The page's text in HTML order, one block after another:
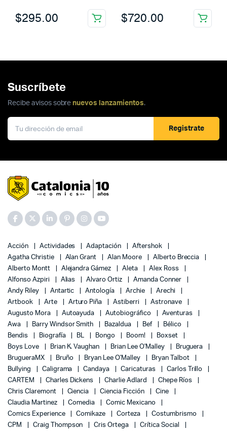
$295.00 $720.00
Suscríbete
Recibe avisos sobre nuevos lanzamientos.
Registrate
Acción Actividades Adaptación
Aftershok
Agatha Christie
Alan Grant Alan Moore
Alberto Breccia
Alberto Montt
Alejandra Gámez Aleta
Alex Ross
Alfonso Azpiri
Alias Alvaro Ortiz
Amanda Conner
Andy Riley
Antartic Antología Archie
Arechi
Artbook
Arte Arturo Piña Astiberri
Astronave
Augusto Mora
Autoayuda Autobiográfico
Aventuras
Awa
Barry Windsor Smith Bazaldua Bef
Bélico
Bendis
Biografía BL Bongo Boom!
Boxset
Boys Love
Brian K. Vaughan Brian Lee O'Malley
Bruguera
BrugueraMX
Bruño Bryan Lee O'Malley
Bryan Talbot
Bullying
Caligrama Candaya Caricaturas
Carlos Trillo
CARTEM
Charles Dickens Charlie Adlard
Chepe Ríos
Chris Claremont
Ciencia Ciencia Ficción
Cine
Claudia Martinez
Comedia
Comic Mexicano
Comics Experience
Comikaze Corteza
Costumbrismo
CPM
Craig Thompson Cris Ortega
Crítica Social